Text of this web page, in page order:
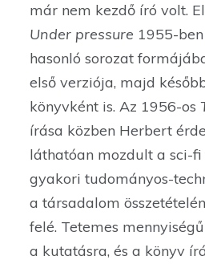
már nem kezdő író volt.
Under pressure 1955-
hasonló sorozat
első verziója, majd
könyvként is. Az 1956-os
írása közben Herbert
láthatóan mozdult a sci-
gyakori tudományos-
a társadalom
felé. Tetemes
a kutatásra, és a könyv